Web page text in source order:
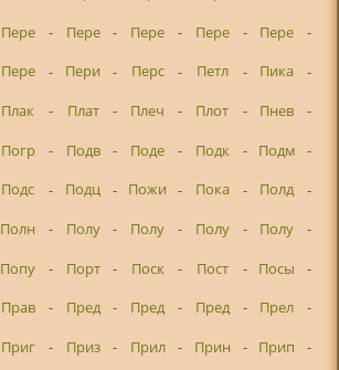
Пере - Пере - Пере - Пере - Пере
-
Пере - Пери - Перс - Петл - Пика
-
Плак - Плат - Плеч - Плот - Пнев
-
Погр - Подв - Поде - Подк - Подм
-
Подс - Подц - Пожи - Пока - Полд
-
Полн - Полу - Полу - Полу - Полу
-
Попу - Порт - Поск - Пост - Посы
-
Прав - Пред - Пред - Пред - Прел
-
Приг - Приз - Прил - Прин - Прип
-